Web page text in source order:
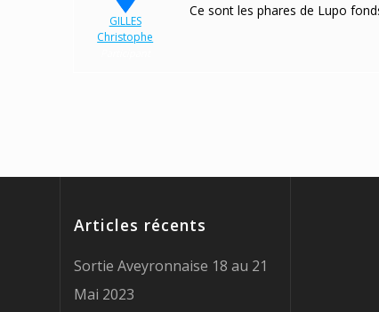
GILLES
Christophe
Ce sont les phares de Lupo
Articles récents
Sortie Aveyronnaise 18 au 21
Mai 2023